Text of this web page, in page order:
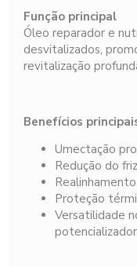
Função principal
Óleo reparador e
desvitalizados,
revitalização
Benefícios
Umectação
Redução do
Proteção
Versatilidade